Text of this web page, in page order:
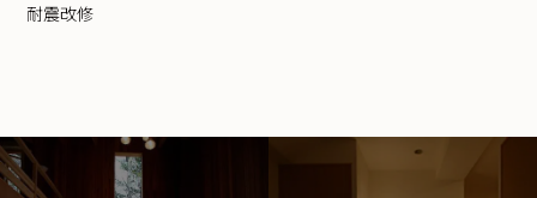
耐震改修